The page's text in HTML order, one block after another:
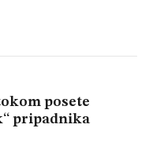
posete
pripadnika